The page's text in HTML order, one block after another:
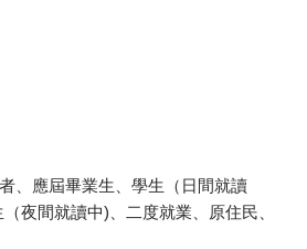
、應屆畢業生、學生（日間就讀
夜間就讀中)、二度就業、原住民、